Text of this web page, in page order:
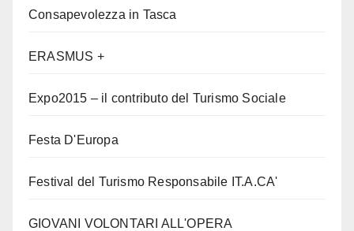
Consapevolezza in Tasca
ERASMUS +
Expo2015 – il contributo del Turismo Sociale
Festa D'Europa
Festival del Turismo Responsabile IT.A.CA'
GIOVANI VOLONTARI ALL'OPERA